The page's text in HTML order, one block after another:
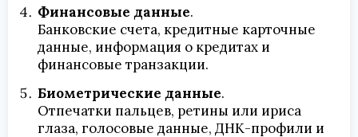
Финансовые данные.
Банковские счета, кредитные карточные
данные, информация о кредитах и
финансовые транзакции.
Биометрические данные.
Отпечатки пальцев, ретины или ириса
глаза, голосовые данные, ДНК-профили и